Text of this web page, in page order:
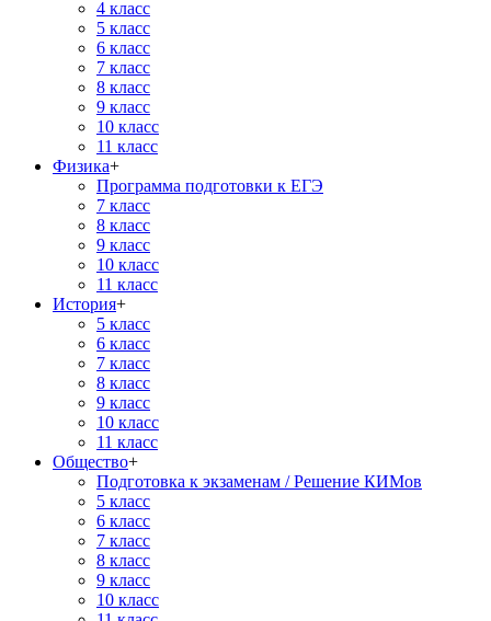
4 класс
5 класс
6 класс
7 класс
8 класс
9 класс
10 класс
11 класс
Физика+
Программа подготовки к ЕГЭ
7 класс
8 класс
9 класс
10 класс
11 класс
История+
5 класс
6 класс
7 класс
8 класс
9 класс
10 класс
11 класс
Общество+
Подготовка к экзаменам / Решение КИМов
5 класс
6 класс
7 класс
8 класс
9 класс
10 класс